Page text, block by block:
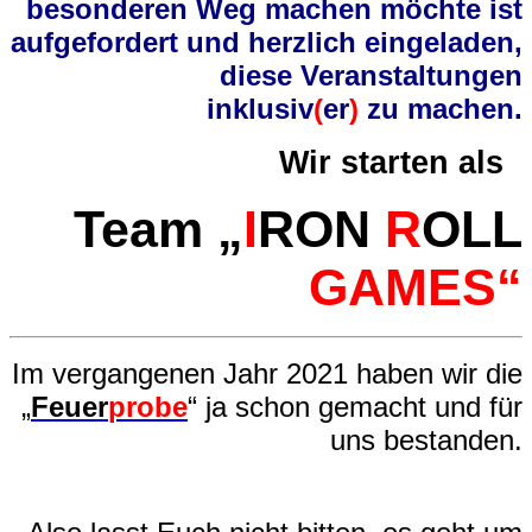
besonderen Weg machen möchte ist
aufgefordert und herzlich eingeladen,
diese Veranstaltungen
inklusiv(er) zu machen.
Wir starten als
Team „IRON ROLL
GAMES“
Im vergangenen Jahr 2021 haben wir die
„Feuerprobe“ ja schon gemacht und für
uns bestanden.